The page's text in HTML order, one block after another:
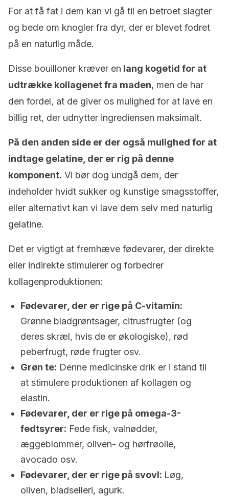
For at få fat i dem kan vi gå til en betroet slagter
og bede om knogler fra dyr, der er blevet fodret
på en naturlig måde.
Disse bouilloner kræver en lang kogetid for at
udtrække kollagenet fra maden, men de har
den fordel, at de giver os mulighed for at lave en
billig ret, der udnytter ingrediensen maksimalt.
På den anden side er der også mulighed for at
indtage gelatine, der er rig på denne
komponent. Vi bør dog undgå dem, der
indeholder hvidt sukker og kunstige smagsstoffer,
eller alternativt kan vi lave dem selv med naturlig
gelatine.
Det er vigtigt at fremhæve fødevarer, der direkte
eller indirekte stimulerer og forbedrer
kollagenproduktionen:
Fødevarer, der er rige på C-vitamin:
Grønne bladgrøntsager, citrusfrugter (og
deres skræl, hvis de er økologiske), rød
peberfrugt, røde frugter osv.
Grøn te: Denne medicinske drik er i stand til
at stimulere produktionen af kollagen og
elastin.
Fødevarer, der er rige på omega-3-
fedtsyrer: Fede fisk, valnødder,
æggeblommer, oliven- og hørfrøolie,
avocado osv.
Fødevarer, der er rige på svovl: Løg,
oliven, bladselleri, agurk.